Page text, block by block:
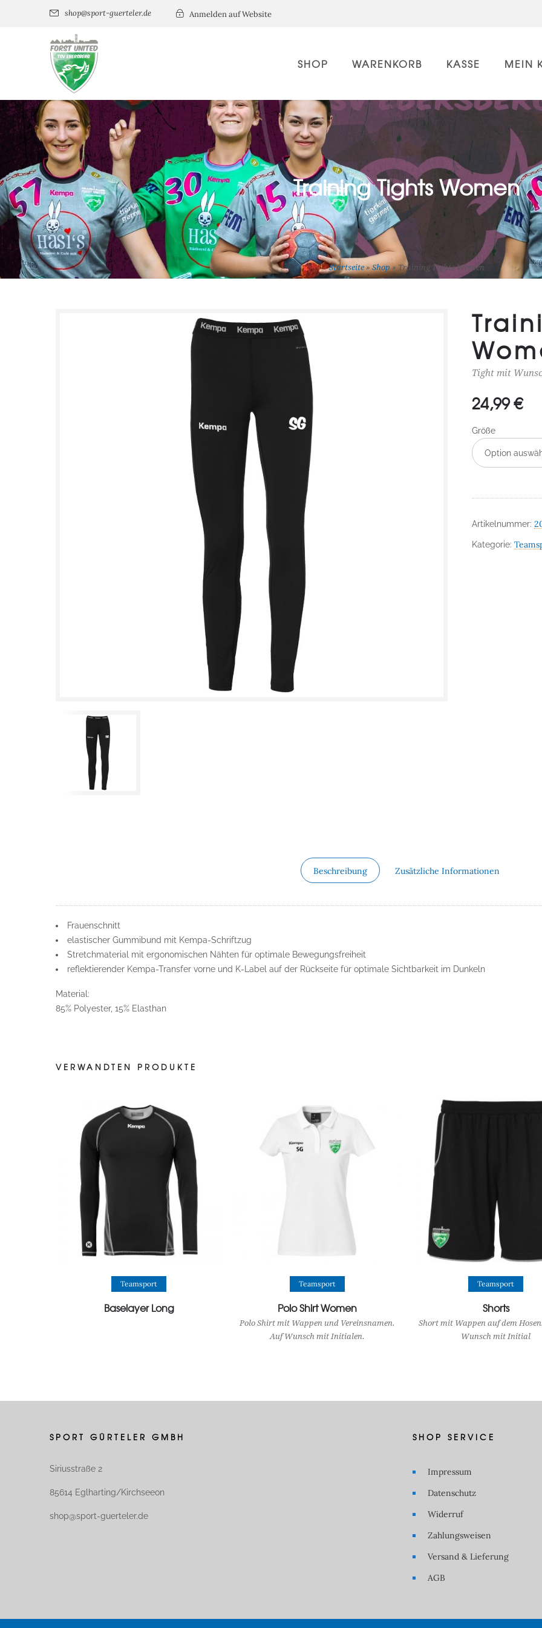
shop@sport-guerteler.de Anmelden auf Website
SHOP WARENKORB KASSE MEIN
Training Tights Women
Startseite»Shop»Training Tights Women
Tight mit
24,99€
Größe
Option
Artikelnummer:
Kategorie:
Beschreibung Zusätzliche Informationen
Frauenschnitt
elastischer Gummibund mit Kempa-Schriftzug
Stretchmaterial mit ergonomischen Nähten für optimale Bewegungsfreiheit
reflektierender Kempa-Transfer vorne und K-Label auf der Rückseite für optimale Sichtbarkeit im Dunkeln
Material:
85% Polyester, 15% Elasthan
VERWANDTEN PRODUKTE
View Product
Teamsport
Baselayer Long
View Product
Teamsport
Polo Shirt Women
Polo Shirt mit Wappen und Vereinsnamen.
Auf Wunsch mit Initialen.
View Product
Teamsport
Shorts
Short mit Wappen auf dem
Wunsch mit Initial
SPORT GÜRTELER GMBH
Siriusstraße 2
85614 Eglharting/Kirchseeon
shop@sport-guerteler.de
SHOP SERVICE
Impressum
Datenschutz
Widerruf
Zahlungsweisen
Versand & Lieferung
AGB